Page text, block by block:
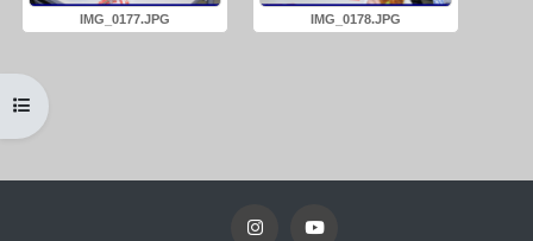
Kursindex öffnen
IMG_0177.JPG IMG_0178.JPG